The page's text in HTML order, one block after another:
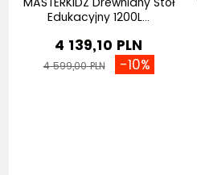
Edukacyjny 1200L...
4 139,10 PLN
4 599,00 PLN -10%